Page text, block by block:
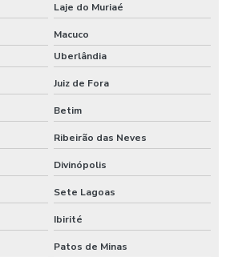
Laje do Muriaé
Macuco
Uberlândia
Juiz de Fora
Betim
Ribeirão das Neves
Divinópolis
Sete Lagoas
Ibirité
Patos de Minas